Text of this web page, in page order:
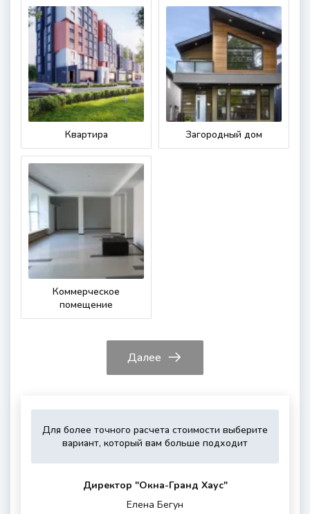
Квартира Загородный дом
Коммерческое
помещение
Далее
Для более точного расчета стоимости выберите
вариант, который вам больше подходитУкажите,
Выберите,
Это
Укажите
Директор "Oкна-Гранд Хаус"
Елена Бегун